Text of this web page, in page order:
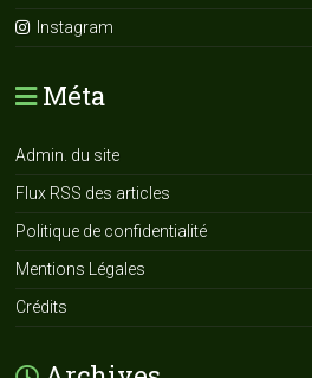
Instagram
Méta
Admin. du site
Flux RSS des articles
Politique de confidentialité
Mentions Légales
Crédits